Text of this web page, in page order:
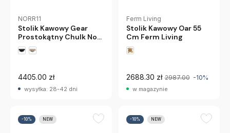
NORR11
Stolik Kawowy Gear
Prostokątny Chulk Norr
11
4405.00 zł
wysyłka: 28-42 dni
Ferm Living
Stolik Kawowy Oar 55
Cm Ferm Living
2688.30 zł 2987.00 -10%
w magazynie
-10% NEW -10% NEW